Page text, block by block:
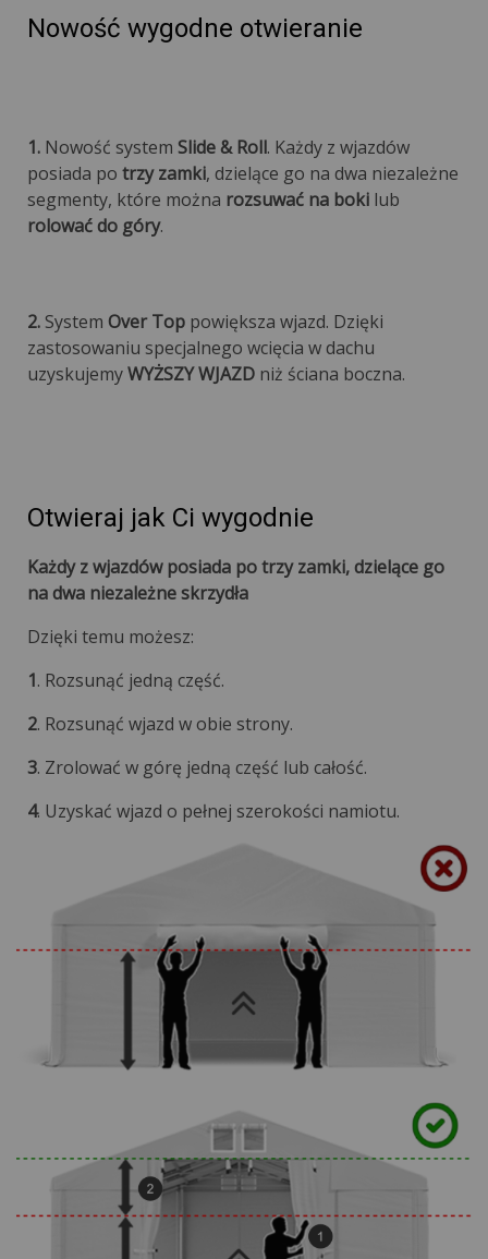
Nowość wygodne otwieranie
1. Nowość system Slide & Roll. Każdy z wjazdów
posiada po trzy zamki, dzielące go na dwa niezależne
segmenty, które można rozsuwać na boki lub
rolować do góry.
2. System Over Top powiększa wjazd. Dzięki
zastosowaniu specjalnego wcięcia w dachu
uzyskujemyWYŻSZY WJAZD niż ściana boczna.
Otwieraj jak Ci wygodnie
Każdy z wjazdów posiada po trzy zamki, dzielące go
na dwa niezależne skrzydła
Dzięki temu możesz:
1. Rozsunąć jedną część.
2. Rozsunąć wjazd w obie strony.
3. Zrolować w górę jedną część lub całość.
4. Uzyskać wjazd o pełnej szerokości namiotu.